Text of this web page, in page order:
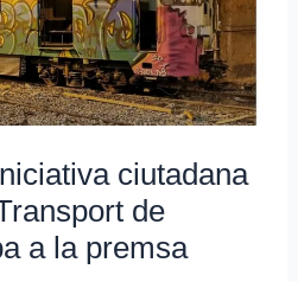
ciutadana
de
a la premsa